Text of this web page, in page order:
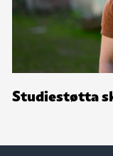
Studiestøtta